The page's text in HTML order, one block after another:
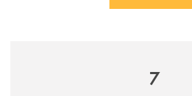
7